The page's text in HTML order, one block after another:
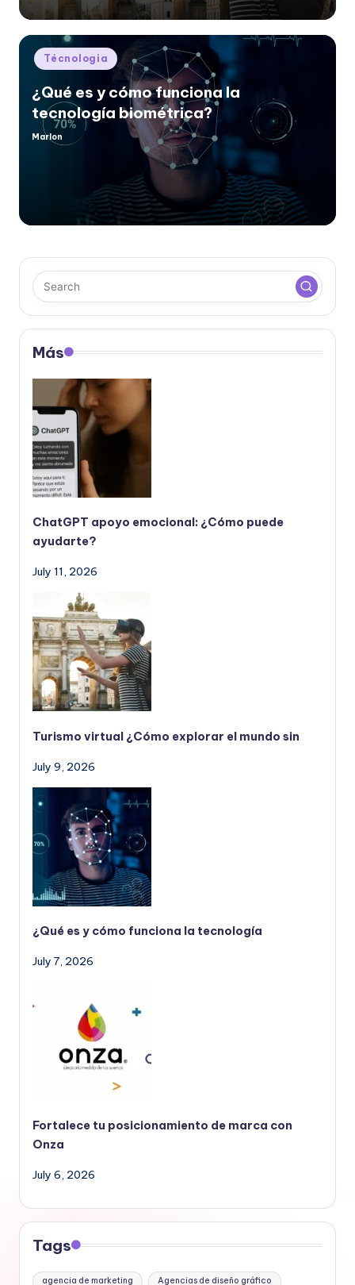
Posted
in
Técnologia
¿Qué es y cómo funciona la
tecnología biométrica?
Posted
Marlon
Más
ChatGPT apoyo emocional: ¿Cómo puede
ayudarte?
July 11, 2026
Turismo virtual ¿Cómo explorar el mundo sin
July 9, 2026
¿Qué es y cómo funciona la tecnología
July 7, 2026
Fortalece tu posicionamiento de marca con
Onza
July 6, 2026
Tags
agencia de marketing Agencias de diseño gráfico